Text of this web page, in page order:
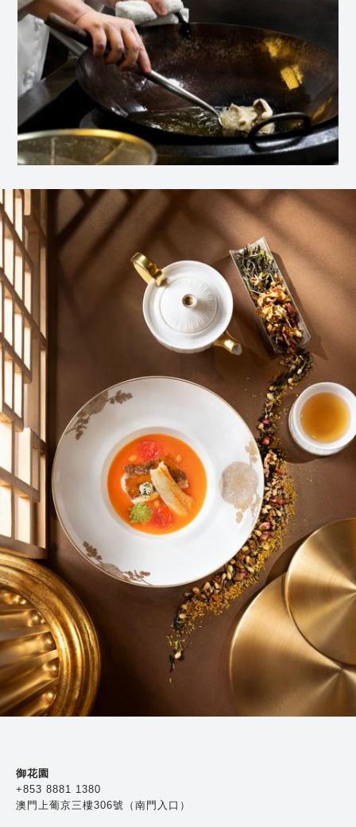
御花園
+853 8881 1380
澳門上葡京三樓306號（南門入口）